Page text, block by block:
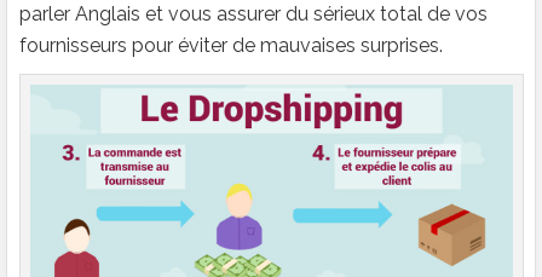
parler Anglais et vous assurer du sérieux total de vos
fournisseurs pour éviter de mauvaises surprises.